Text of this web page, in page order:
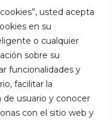
usted acepta
en su
o cualquier
sobre su
funcionalidades y
facilitar la
de usuario y conocer
con el sitio web y